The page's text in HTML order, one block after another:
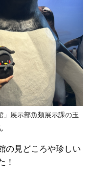
展示部魚類展示課の玉
の見どころや珍しい
！